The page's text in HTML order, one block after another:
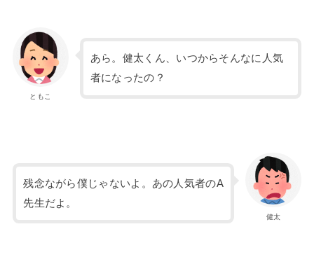
ともこ
あら。健太くん、いつからそんなに人気
者になったの？
健太
残念ながら僕じゃないよ。あの人気者のA
先生だよ。